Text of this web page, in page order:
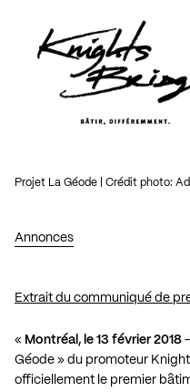
Annonces
Projet La Géode | Crédit photo:
Extrait du communiqué de
« Montréal, le 13 février 2018
Géode » du promoteur
officiellement le premier